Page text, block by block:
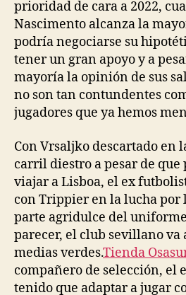
prioridad de cara a 2022,
Nascimento alcanza la
podría negociarse su
tener un gran apoyo y a
mayoría la opinión de sus
no son tan contundentes
jugadores que ya hemos
Con Vrsaljko descartado en
carril diestro a pesar de
viajar a Lisboa, el ex
con Trippier en la lucha
parte agridulce del
parecer, el club sevillano
medias verdes.Tienda
compañero de selección, el
tenido que adaptar a jugar